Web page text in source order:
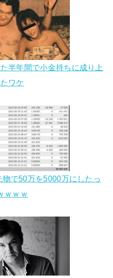
半年間で小金持ちに成り上
ワケ
物で50万を5000万にしたっ
ｗｗｗ